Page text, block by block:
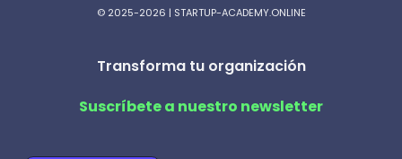
© 2025-2026 | STARTUP-ACADEMY.ONLINE
Transforma tu organización
Suscríbete a nuestro newsletter